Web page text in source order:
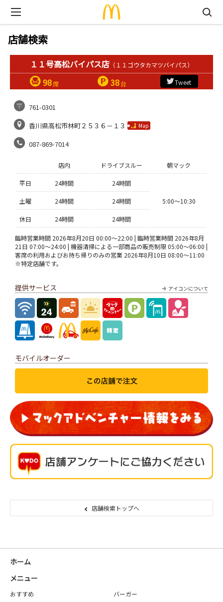
店舗検索
１１号高松バイパス店 （１１ゴウタカマツバイパス）
98席 38台 Tweet
761-0301
香川県高松市林町２５３６－１３
Map
087-869-7014
店内 ドライブスルー 朝マック
平日 24時間 24時間
5:00〜10:30
土曜 24時間 24時間
休日 24時間 24時間
臨時営業時間 2026年8月20日 00:00～22:00 | 臨時営業時間 2026年8月
21日 07:00～24:00 | 機器清掃による一部商品の販売制限 05:00～06:00 |
客席の利用およびお持ち帰りのみの営業 2026年8月10日 08:00～11:00
※特定店舗です。
アイコンについて
提供サービス
モバイルオーダー
店舗検索トップへ
ホーム
メニュー
おすすめ
バーガー